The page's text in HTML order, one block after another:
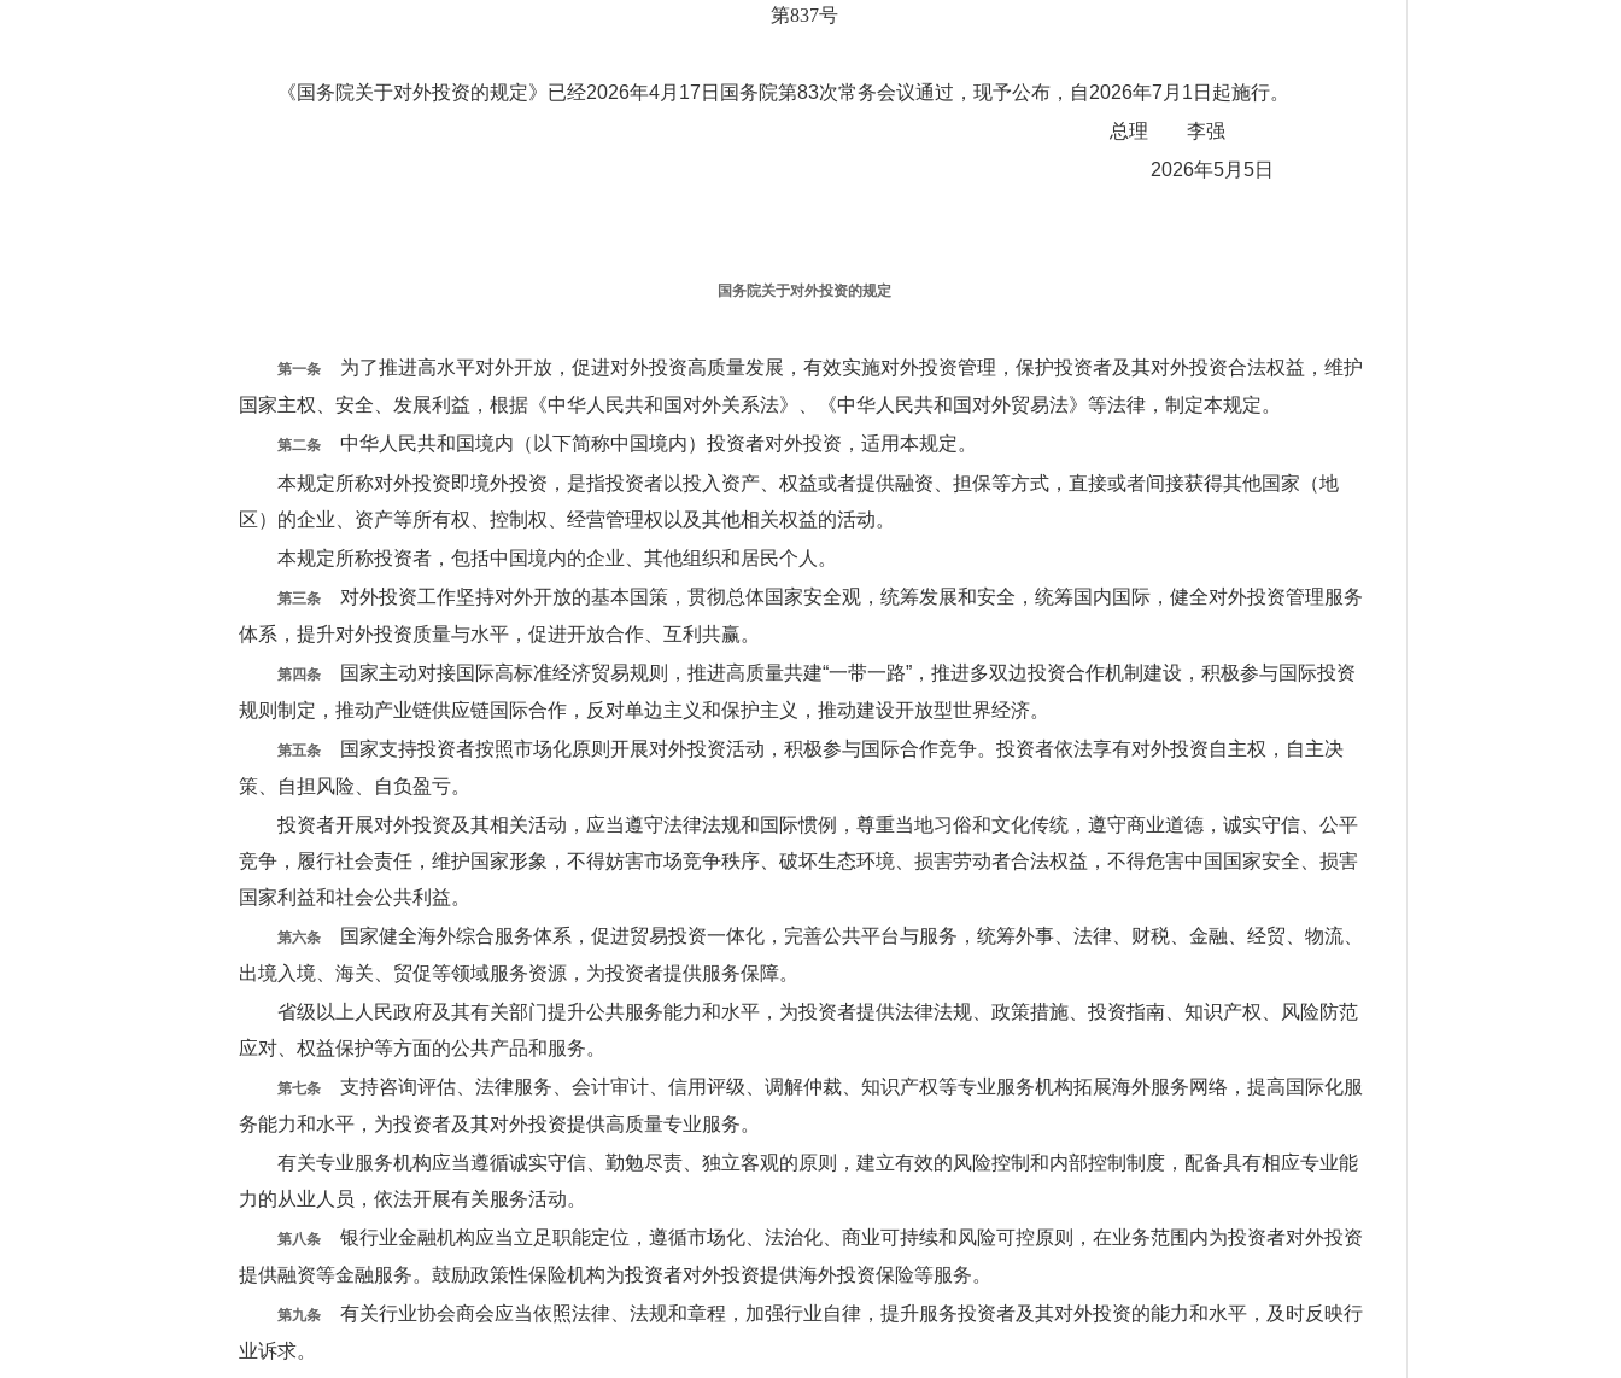
第837号
《国务院关于对外投资的规定》已经2026年4月17日国务院第83次常务会议通过，现予公布，自2026年7月1日起施行。
总理 李强
2026年5月5日
国务院关于对外投资的规定
第一条
为了推进高水平对外开放，促进对外投资高质量发展，有效实施对外投资管理，保护投资者及其对外投资合法权益，维护
国家主权、安全、发展利益，根据《中华人民共和国对外关系法》、《中华人民共和国对外贸易法》等法律，制定本规定。
第二条
中华人民共和国境内（以下简称中国境内）投资者对外投资，适用本规定。
本规定所称对外投资即境外投资，是指投资者以投入资产、权益或者提供融资、担保等方式，直接或者间接获得其他国家（地
区）的企业、资产等所有权、控制权、经营管理权以及其他相关权益的活动。
本规定所称投资者，包括中国境内的企业、其他组织和居民个人。
第三条
对外投资工作坚持对外开放的基本国策，贯彻总体国家安全观，统筹发展和安全，统筹国内国际，健全对外投资管理服务
体系，提升对外投资质量与水平，促进开放合作、互利共赢。
第四条
国家主动对接国际高标准经济贸易规则，推进高质量共建“一带一路”，推进多双边投资合作机制建设，积极参与国际投资
规则制定，推动产业链供应链国际合作，反对单边主义和保护主义，推动建设开放型世界经济。
第五条
国家支持投资者按照市场化原则开展对外投资活动，积极参与国际合作竞争。投资者依法享有对外投资自主权，自主决
策、自担风险、自负盈亏。
投资者开展对外投资及其相关活动，应当遵守法律法规和国际惯例，尊重当地习俗和文化传统，遵守商业道德，诚实守信、公平
竞争，履行社会责任，维护国家形象，不得妨害市场竞争秩序、破坏生态环境、损害劳动者合法权益，不得危害中国国家安全、损害
国家利益和社会公共利益。
第六条
国家健全海外综合服务体系，促进贸易投资一体化，完善公共平台与服务，统筹外事、法律、财税、金融、经贸、物流、
出境入境、海关、贸促等领域服务资源，为投资者提供服务保障。
省级以上人民政府及其有关部门提升公共服务能力和水平，为投资者提供法律法规、政策措施、投资指南、知识产权、风险防范
应对、权益保护等方面的公共产品和服务。
第七条
支持咨询评估、法律服务、会计审计、信用评级、调解仲裁、知识产权等专业服务机构拓展海外服务网络，提高国际化服
务能力和水平，为投资者及其对外投资提供高质量专业服务。
有关专业服务机构应当遵循诚实守信、勤勉尽责、独立客观的原则，建立有效的风险控制和内部控制制度，配备具有相应专业能
力的从业人员，依法开展有关服务活动。
第八条
银行业金融机构应当立足职能定位，遵循市场化、法治化、商业可持续和风险可控原则，在业务范围内为投资者对外投资
提供融资等金融服务。鼓励政策性保险机构为投资者对外投资提供海外投资保险等服务。
第九条
有关行业协会商会应当依照法律、法规和章程，加强行业自律，提升服务投资者及其对外投资的能力和水平，及时反映行
业诉求。